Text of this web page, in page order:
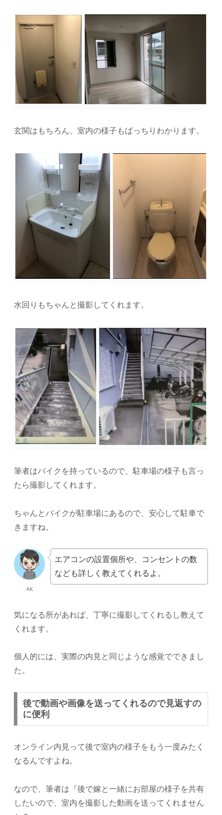
玄関はもちろん、室内の様子もばっちりわかります。
水回りもちゃんと撮影してくれます。
筆者はバイクを持っているので、駐車場の様子も言っ
たら撮影してくれます。
ちゃんとバイクが駐車場にあるので、安心して駐車で
きますね。
AK
エアコンの設置個所や、コンセントの数
なども詳しく教えてくれるよ。
気になる所があれば、丁寧に撮影してくれるし教えて
くれます。
個人的には、実際の内見と同じような感覚でできまし
た。
後で動画や画像を送ってくれるので見返すの
に便利
オンライン内見って後で室内の様子をもう一度みたく
なるんですよね。
なので、筆者は『後で嫁と一緒にお部屋の様子を共有
したいので、室内を撮影した動画を送ってくれません